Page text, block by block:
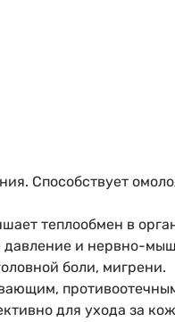
Способствует
теплообмен в
давление и нервно-
боли, мигрени.
для ухода за